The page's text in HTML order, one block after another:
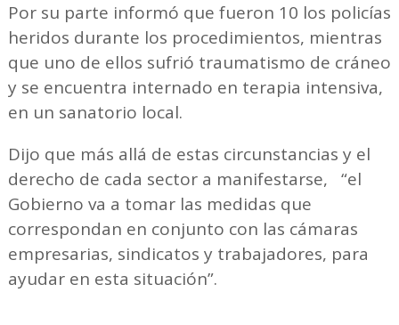
Por su parte informó que fueron 10 los policías
heridos durante los procedimientos, mientras
que uno de ellos sufrió traumatismo de cráneo
y se encuentra internado en terapia intensiva,
en un sanatorio local.
Dijo que más allá de estas circunstancias y el
derecho de cada sector a manifestarse, “el
Gobierno va a tomar las medidas que
correspondan en conjunto con las cámaras
empresarias, sindicatos y trabajadores, para
ayudar en esta situación”.